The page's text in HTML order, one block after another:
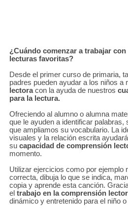
¿Cuándo comenzar a trabajar
lecturas favoritas?
Desde el primer curso de primaria,
padres pueden ayudar a los niños a
lectoracon la ayuda de nuestros
para la lectura.
Ofreciendo al alumno o alumna
que le ayuden a identificar
que ampliamos su vocabulario. La
visuales y la relación escrita
sucapacidad de comprensión
momento.
Utilizar ejercicios como por ejemplo
correcta, dibuja lo que se indica,
copia y aprende esta canción.
eltrabajo en la comprensión
dinámico y entretenido para el niño o